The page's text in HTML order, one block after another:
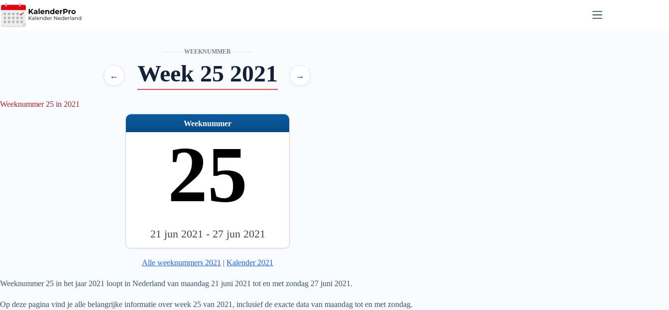
Ga
naar
de
WEEKNUMMER
← Week 25 2021 →
Weeknummer 25 in 2021
Weeknummer
25
21 jun 2021 - 27 jun 2021
Alle weeknummers 2021 |Kalender 2021
Weeknummer 25 in het jaar 2021 loopt in Nederland van maandag 21 juni 2021 tot en met zondag 27 juni 2021.
Op deze pagina vind je alle belangrijke informatie over week 25 van 2021, inclusief de exacte data van maandag tot en met zondag.